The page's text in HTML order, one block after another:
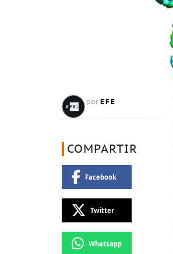
por EFE
COMPARTIR
Facebook
Twitter
Whatsapp